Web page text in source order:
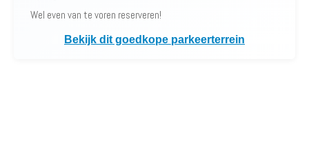
Wel even van te voren reserveren!
Bekijk dit goedkope parkeerterrein